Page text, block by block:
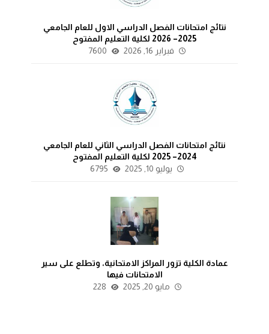
نتائج امتحانات الفصل الدراسي الاول للعام الجامعي
2025– 2026 لكلية التعليم المفتوح
فبراير 16, 2026
7600
نتائج امتحانات الفصل الدراسي الثاني للعام الجامعي
2024– 2025 لكلية التعليم المفتوح
يوليو 10, 2025
6795
عمادة الكلية تزور المراكز الامتحانية، وتطلع على سير
الامتحانات فيها
مايو 20, 2025
228